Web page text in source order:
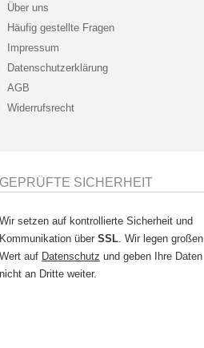
Über uns
Häufig gestellte Fragen
Impressum
Datenschutzerklärung
AGB
Widerrufsrecht
GEPRÜFTE SICHERHEIT
Wir setzen auf kontrollierte Sicherheit und
Kommunikation über SSL . Wir legen großen
Wert auf Datenschutz und geben Ihre Daten
nicht an Dritte weiter.